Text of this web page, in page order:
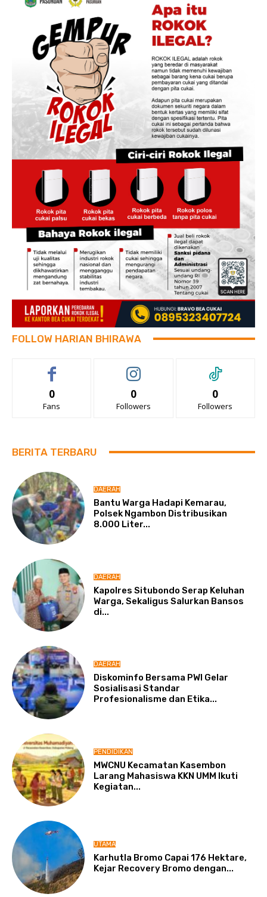
FOLLOW HARIAN BHIRAWA
0
Fans
0
Followers
0
Followers
BERITA TERBARU
DAERAH
Bantu Warga Hadapi Kemarau,
Polsek Ngambon Distribusikan
8.000 Liter...
DAERAH
Kapolres Situbondo Serap Keluhan
Warga, Sekaligus Salurkan Bansos
di...
DAERAH
Diskominfo Bersama PWI Gelar
Sosialisasi Standar
Profesionalisme dan Etika...
PENDIDIKAN
MWCNU Kecamatan Kasembon
Larang Mahasiswa KKN UMM Ikuti
Kegiatan...
UTAMA
Karhutla Bromo Capai 176 Hektare,
Kejar Recovery Bromo dengan...